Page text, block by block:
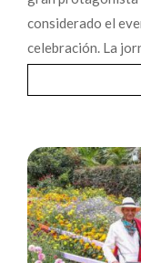
considerado el
celebración. La